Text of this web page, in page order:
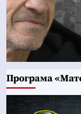
Програма